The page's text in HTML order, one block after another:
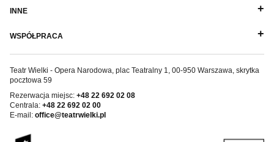
INNE
WSPÓŁPRACA
Teatr Wielki - Opera Narodowa, plac Teatralny 1, 00-950 Warszawa, skrytka
pocztowa 59
Rezerwacja miejsc: +48 22 692 02 08
Centrala: +48 22 692 02 00
E-mail: office@teatrwielki.pl